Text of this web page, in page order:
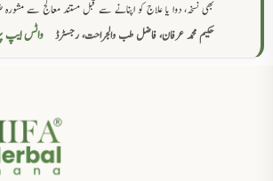
بھی نسخہ، دوا یا علاج کو اپنانے سے قبل مستند معالج سے
حکیم محمد عرفان، فاضل طب والجراحت، رجسٹرڈ
واٹس ایپ